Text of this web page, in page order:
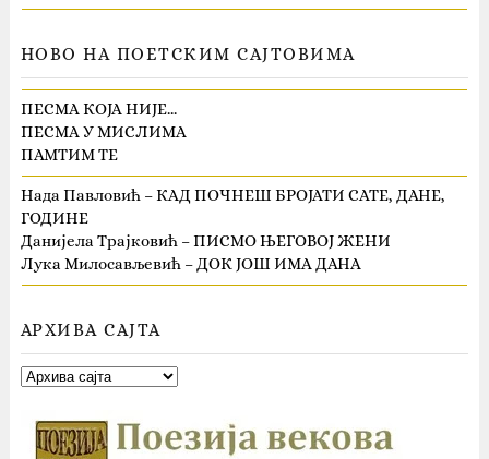
НОВО НА ПОЕТСКИМ САЈТОВИМА
ПЕСМА КОЈА НИЈЕ…
ПЕСМА У МИСЛИМА
ПАМТИМ ТЕ
Нада Павловић – КАД ПОЧНЕШ БРОЈАТИ САТЕ, ДАНЕ,
ГОДИНЕ
Данијела Трајковић – ПИСМО ЊЕГОВОЈ ЖЕНИ
Лука Милосављевић – ДОК ЈОШ ИМА ДАНА
АРХИВА САЈТА